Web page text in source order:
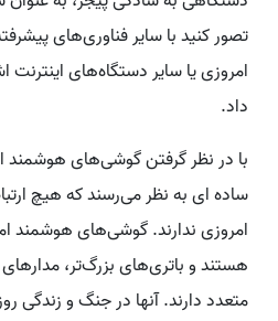
تصور کنید با سایر فناوری‌های
امروزی یا سایر دستگاه‌های اینترنت
داد.
با در نظر گرفتن گوشی‌های هوشمند
ساده ای به نظر می‌رسند که هیچ
امروزی ندارند. گوشی‌های هوشمند
هستند و باتری‌های بزرگ‌تر،
متعدد دارند. آنها در جنگ و زندگی